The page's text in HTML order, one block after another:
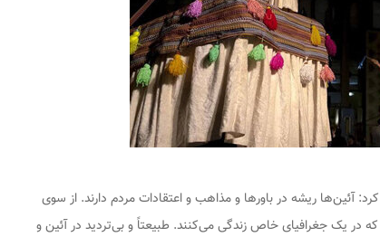
آئین‌ها ریشه در باورها و مذاهب و اعتقادات مردم دارند. از سوی
یک جغرافیای خاص زندگی می‌کنند. طبیعتاً و بی‌تردید در آئین و